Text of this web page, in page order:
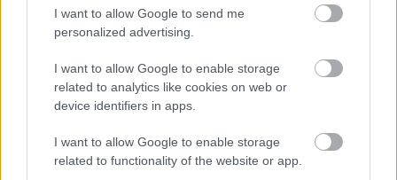
I want to allow Google to send me
personalized advertising.
I want to allow Google to enable storage
related to analytics like cookies on web or
device identifiers in apps.
I want to allow Google to enable storage
related to functionality of the website or app.
Paks II.: Mit jelent az 5. blokk új
mérföldköve a felülvizsgálat
árnyékában?
HÍRLEVÉL